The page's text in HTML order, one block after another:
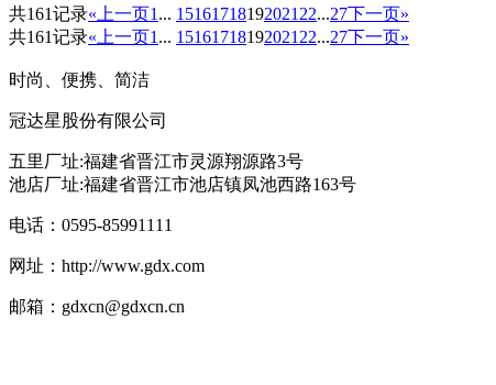
共161记录«上一页1 ... 15161718192021 22...27下一页»
共161记录«上一页1 ... 15161718192021 22...27下一页»
时尚、便携、简洁
冠达星股份有限公司
五里厂址:福建省晋江市灵源翔源路3号
池店厂址:福建省晋江市池店镇凤池西路163号
电话：0595-85991111
网址：http://www.gdx.com
邮箱：gdxcn@gdxcn.cn